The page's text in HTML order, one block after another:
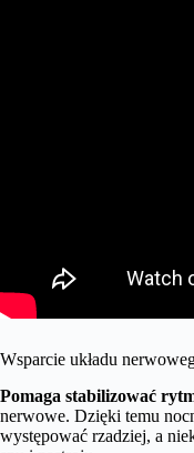
Wsparcie układu
Pomaga stabilizować
nerwowe. Dzięki temu
występować rzadziej, a